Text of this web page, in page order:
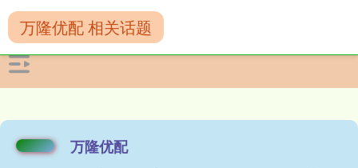
万隆优配
万隆优配 相关话题